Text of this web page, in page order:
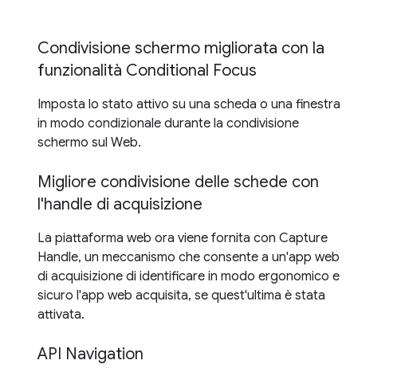
Condivisione schermo migliorata con la
funzionalità Conditional Focus
Imposta lo stato attivo su una scheda o una finestra
in modo condizionale durante la condivisione
schermo sul Web.
Migliore condivisione delle schede con
l'handle di acquisizione
La piattaforma web ora viene fornita con Capture
Handle, un meccanismo che consente a un'app web
di acquisizione di identificare in modo ergonomico e
sicuro l'app web acquisita, se quest'ultima è stata
attivata.
API Navigation